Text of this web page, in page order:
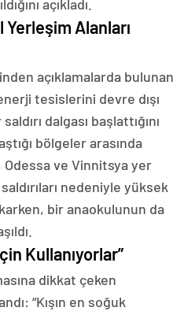
açıkladı.
Alanları
açıklamalarda bulunan
tesislerini devre dışı
dalgası başlattığını
bölgeler arasında
ve Vinnitsya yer
nedeniyle yüksek
bir anaokulunun da
Kullanıyorlar”
dikkat çeken
“Kışın en soğuk